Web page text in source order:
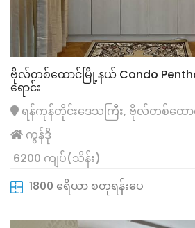
ဗိုလ်တစ်ထောင်မြို့နယ် Condo
ရောင်း
ရန်ကုန်တိုင်းဒေသကြီး, ဗိုလ်တစ်ထေ
ကွန်ဒို
6200 ကျပ်(သိန်း)
1800 ဧရိယာ စတုရန်းပေ